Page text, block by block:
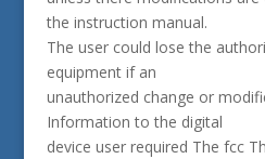
the instruction manual.
The user could lose the
equipment if an
unauthorized change or
Information to the digital
device user required The fcc